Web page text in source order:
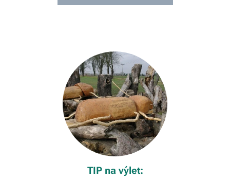
TIP na výlet: